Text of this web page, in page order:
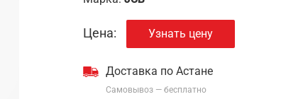
Цена: Узнать цену
Доставка по Астане
Самовывоз — бесплатно